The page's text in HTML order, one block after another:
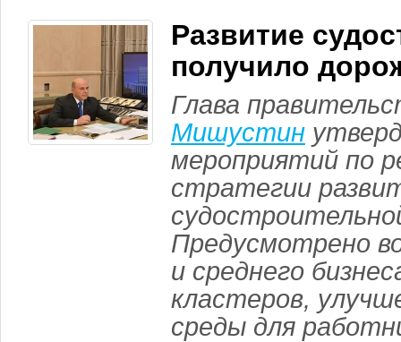
Развитие
получило
Глава
Мишустин
мероприятий по
стратегии
Предусмотрено
и среднего
кластеров,
среды для